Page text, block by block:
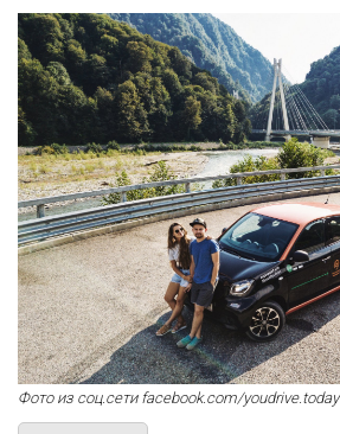
Фото из соц.сети facebook.com/youdrive.today